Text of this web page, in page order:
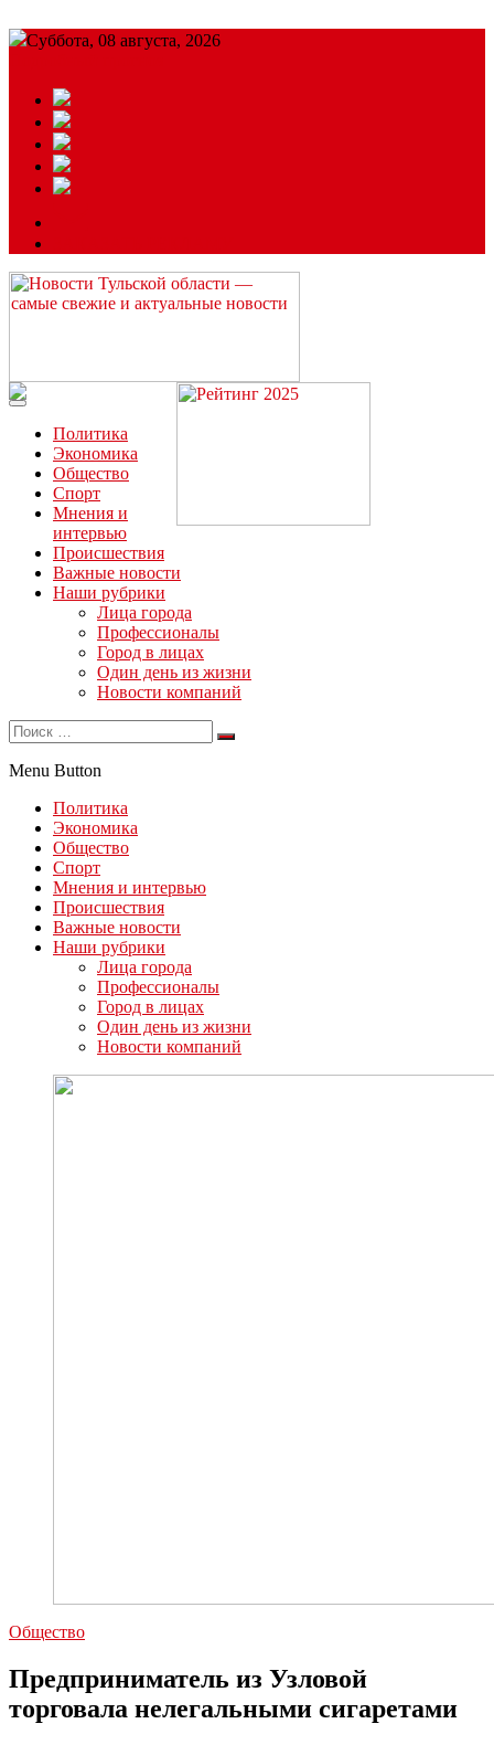
Суббота, 08 августа, 2026
Читайте последние новости дня в Тульской области на сайте
“ЗаНовомосковск”
Политика
Экономика
Общество
Спорт
Мнения и
интервью
Происшествия
Важные новости
Наши рубрики
Лица города
Профессионалы
Город в лицах
Один день из жизни
Новости компаний
Menu Button
Политика
Экономика
Общество
Спорт
Мнения и интервью
Происшествия
Важные новости
Наши рубрики
Лица города
Профессионалы
Город в лицах
Один день из жизни
Новости компаний
Общество
Предприниматель из Узловой
торговала нелегальными сигаретами